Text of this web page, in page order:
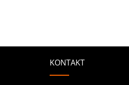
KONTAKT